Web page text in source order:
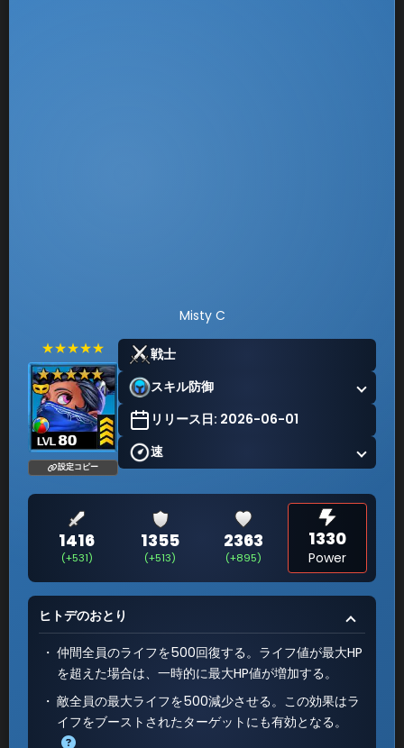
Misty C
★★★★★
設定コピー
戦士
スキル防御
リリース日: 2026-06-01
速
1416
(+531)
1355
(+513)
2363
(+895)
1330
Power
ヒトデのおとり
仲間全員のライフを500回復する。ライフ値が最大HP
を超えた場合は、一時的に最大HP値が増加する。
敵全員の最大ライフを500減少させる。この効果はラ
イフをブーストされたターゲットにも有効となる。